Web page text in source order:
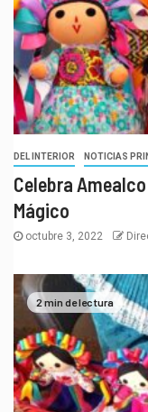
DEL INTERIOR NOTICIAS
Celebra
Mágico
octubre 3, 2022
2 min de lectura